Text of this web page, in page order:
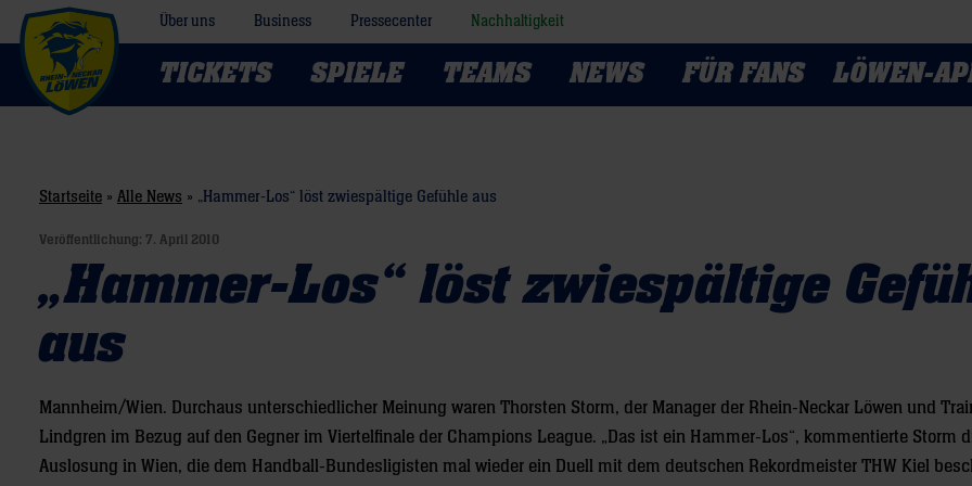
Über uns Business Pressecenter Nachhaltigkeit
TICKETS SPIELE TEAMS NEWS FÜR FANS LÖWEN-
Startseite » Alle News » „Hammer-Los“ löst zwiespältige Gefühle aus
Veröffentlichung: 7. April 2010
„Hammer-Los“ löst zwiespältige
aus
Mannheim/Wien. Durchaus unterschiedlicher Meinung waren Thorsten Storm, der Manager der Rhein-Neckar Löwen und
Lindgren im Bezug auf den Gegner im Viertelfinale der Champions League. „Das ist ein Hammer-Los“, kommentierte Storm
Auslosung in Wien, die dem Handball-Bundesligisten mal wieder ein Duell mit dem deutschen Rekordmeister THW Kiel